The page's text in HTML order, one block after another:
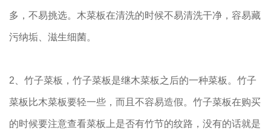
多，不易挑选。木菜板在清洗的时候不易清洗干净，容易藏
污纳垢、滋生细菌。
2、竹子菜板，竹子菜板是继木菜板之后的一种菜板。竹子
菜板比木菜板要轻一些，而且不容易造假。竹子菜板在购买
的时候要注意查看菜板上是否有竹节的纹路，没有的话就是